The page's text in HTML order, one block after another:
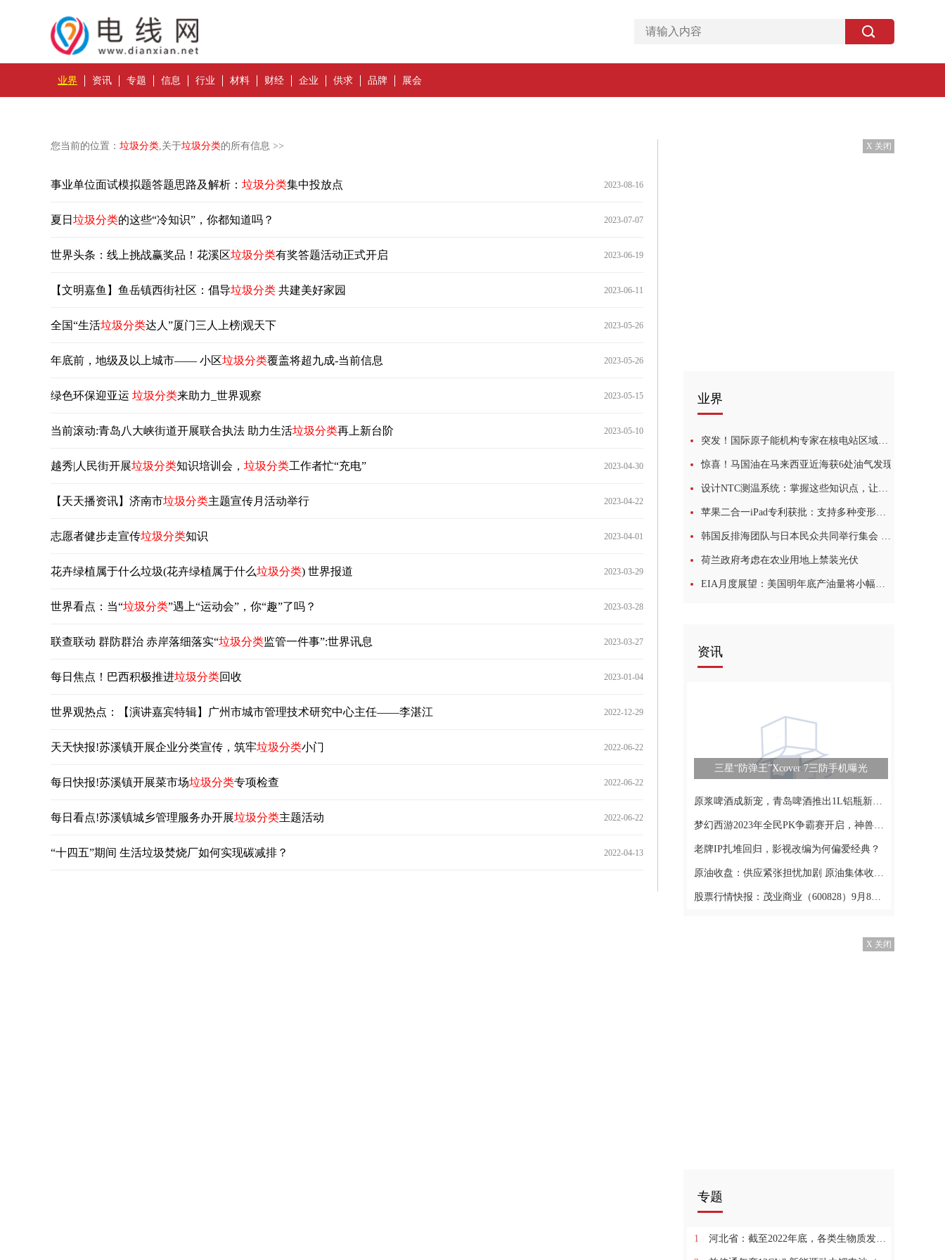
业界 资讯 专题 信息 行业 材料 财经 企业 供求 品牌 展会
您当前的位置： 垃圾分类,关于垃圾分类的所有信息 >>
事业单位面试模拟题答题思路及解析： 垃圾分类集中投放点 2023-08-16
夏日 垃圾分类的这些“冷知识”，你都知道吗？ 2023-07-07
世界头条：线上挑战赢奖品！花溪区垃圾分类有奖答题活动正式开启 2023-06-19
【文明嘉鱼】鱼岳镇西街社区：倡导垃圾分类 共建美好家园 2023-06-11
全国“生活垃圾分类达人”厦门三人上榜|观天下 2023-05-26
年底前，地级及以上城市—— 小区垃圾分类覆盖将超九成-当前信息 2023-05-26
绿色环保迎亚运 垃圾分类来助力_世界观察 2023-05-15
当前滚动:青岛八大峡街道开展联合执法 助力生活垃圾分类再上新台阶 2023-05-10
越秀|人民街开展垃圾分类知识培训会， 垃圾分类工作者忙“充电” 2023-04-30
【天天播资讯】济南市垃圾分类主题宣传月活动举行 2023-04-22
志愿者健步走宣传垃圾分类知识 2023-04-01
花卉绿植属于什么垃圾(花卉绿植属于什么垃圾分类) 世界报道 2023-03-29
世界看点：当“垃圾分类”遇上“运动会”，你“趣”了吗？ 2023-03-28
联查联动 群防群治 赤岸落细落实“垃圾分类监管一件事”:世界讯息 2023-03-27
每日焦点！巴西积极推进垃圾分类回收 2023-01-04
世界观热点：【演讲嘉宾特辑】广州市城市管理技术研究中心主任——李湛江 2022-12-29
天天快报!苏溪镇开展企业分类宣传，筑牢垃圾分类小门 2022-06-22
每日快报!苏溪镇开展菜市场垃圾分类专项检查 2022-06-22
每日看点!苏溪镇城乡管理服务办开展垃圾分类主题活动 2022-06-22
“十四五”期间 生活垃圾焚烧厂如何实现碳减排？ 2022-04-13
X 关闭
业界
突发！国际原子能机构专家在核电站区域发现地雷
惊喜！马国油在马来西亚近海获6处油气发现
设计NTC测温系统：掌握这些知识点，让你事半功倍！
苹果二合一iPad专利获批：支持多种变形、可投影虚拟键盘
韩国反排海团队与日本民众共同举行集会 反对强推核污染水排海
荷兰政府考虑在农业用地上禁装光伏
EIA月度展望：美国明年底产油量将小幅提升，看涨未来油价
资讯
三星“防弹王”Xcover 7三防手机曝光
原浆啤酒成新宠，青岛啤酒推出1L铝瓶新品，市场追捧！|产业链情报站
梦幻西游2023年全民PK争霸赛开启，神兽超级神柚惊喜登场
老牌IP扎堆回归，影视改编为何偏爱经典？
原油收盘：供应紧张担忧加剧 原油集体收涨布油创年内新高
股票行情快报：茂业商业（600828）9月8日主力资金净买入59.47万元
X 关闭
专题
1 河北省：截至2022年底，各类生物质发电装机容量总计约2191MW